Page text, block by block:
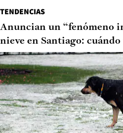
TENDENCIAS
Anuncian un “fenómeno
nieve en Santiago: